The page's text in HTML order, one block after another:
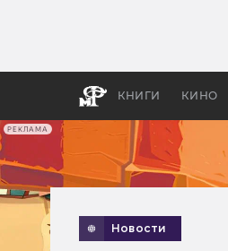
РЕКЛАМА
КНИГИ КИНО
Новости